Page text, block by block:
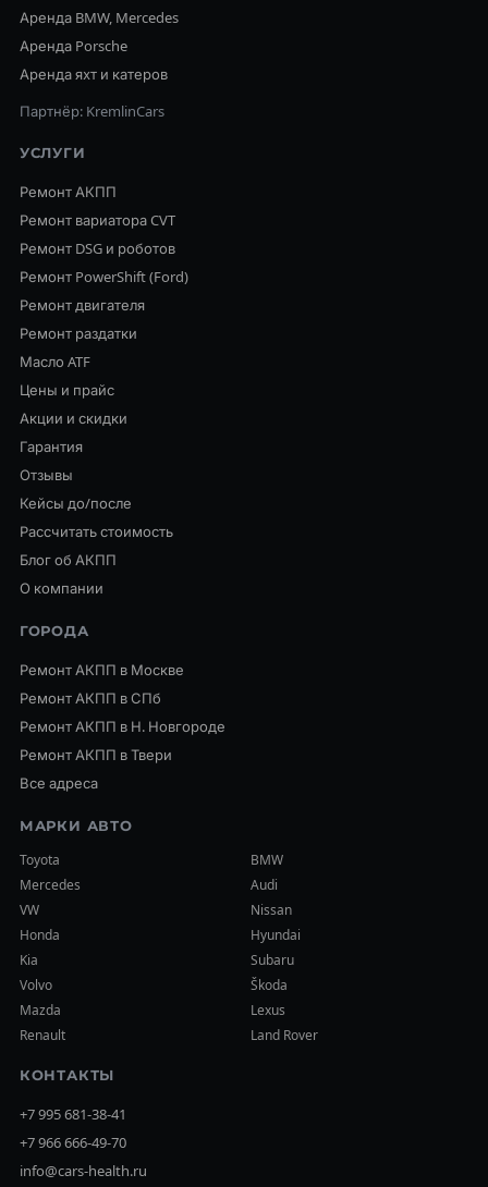
Аренда BMW, Mercedes
Аренда Porsche
Аренда яхт и катеров
Партнёр: KremlinCars
УСЛУГИ
Ремонт АКПП
Ремонт вариатора CVT
Ремонт DSG и роботов
Ремонт PowerShift (Ford)
Ремонт двигателя
Ремонт раздатки
Масло ATF
Цены и прайс
Акции и скидки
Гарантия
Отзывы
Кейсы до/после
Рассчитать стоимость
Блог об АКПП
О компании
ГОРОДА
Ремонт АКПП в Москве
Ремонт АКПП в СПб
Ремонт АКПП в Н. Новгороде
Ремонт АКПП в Твери
Все адреса
МАРКИ АВТО
Toyota
BMW
Mercedes
Audi
VW
Nissan
Honda
Hyundai
Kia
Subaru
Volvo
Škoda
Mazda
Lexus
Renault
Land Rover
КОНТАКТЫ
+7 995 681-38-41
+7 966 666-49-70
info@cars-health.ru